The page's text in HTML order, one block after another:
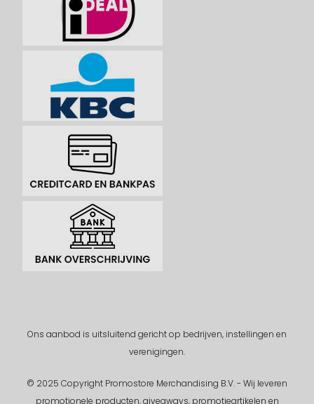
Ons aanbod is uitsluitend gericht op bedrijven, instellingen en
verenigingen.
© 2025 Copyright Promostore Merchandising B.V. - Wij leveren
promotionele producten, giveaways, promotieartikelen en